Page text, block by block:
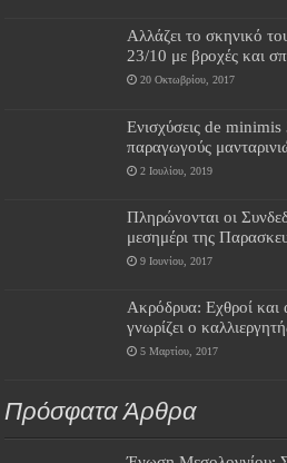
Αλλάζει το σκηνικό
23/10 με βροχές και
20 Οκτωβρίου, 2017
Ενισχύσεις de
παραγωγούς
2 Ιουλίου, 2019
Πληρώνονται οι
μεσημέρι της
9 Ιουνίου, 2017
Ακρόδρυα: Eχθροί και
γνωρίζει ο
5 Μαρτίου, 2017
Πρόσφατα Άρθρα